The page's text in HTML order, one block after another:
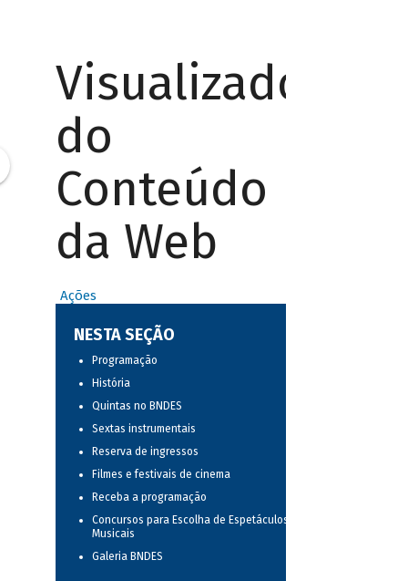
Visualizador
do
Conteúdo
da Web
Ações
NESTA SEÇÃO
Programação
História
Quintas no BNDES
Sextas instrumentais
Reserva de ingressos
Filmes e festivais de cinema
Receba a programação
Concursos para Escolha de Espetáculos
Musicais
Galeria BNDES